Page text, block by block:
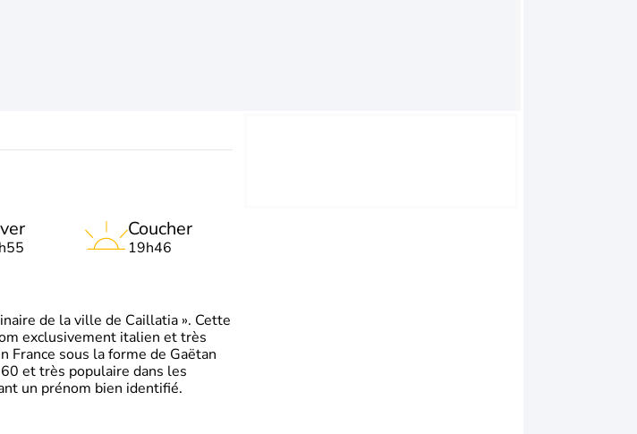
Coucher
19h46
de la ville de Caillatia ». Cette
exclusivement italien et très
France sous la forme de Gaëtan
et très populaire dans les
un prénom bien identifié.